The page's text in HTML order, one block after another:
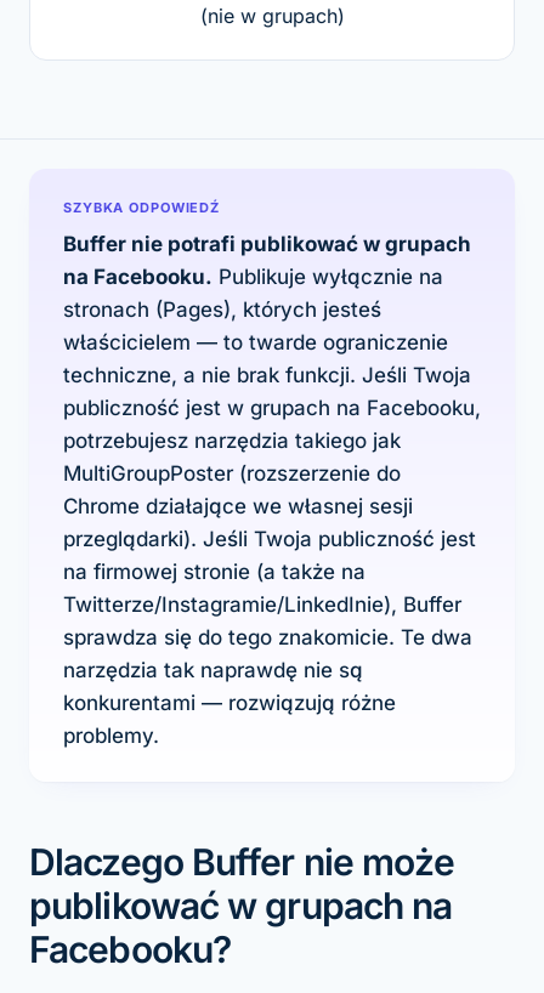
(nie w grupach)
SZYBKA ODPOWIEDŹ
Buffer nie potrafi publikować w grupach
na Facebooku. Publikuje wyłącznie na
stronach (Pages), których jesteś
właścicielem — to twarde ograniczenie
techniczne, a nie brak funkcji. Jeśli Twoja
publiczność jest w grupach na Facebooku,
potrzebujesz narzędzia takiego jak
MultiGroupPoster (rozszerzenie do
Chrome działające we własnej sesji
przeglądarki). Jeśli Twoja publiczność jest
na firmowej stronie (a także na
Twitterze/Instagramie/LinkedInie), Buffer
sprawdza się do tego znakomicie. Te dwa
narzędzia tak naprawdę nie są
konkurentami — rozwiązują różne
problemy.
Dlaczego Buffer nie może
publikować w grupach na
Facebooku?